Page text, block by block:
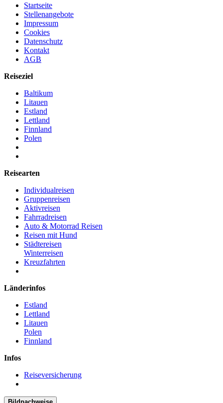
Startseite
Stellenangebote
Impressum
Cookies
Datenschutz
Kontakt
AGB
Reiseziel
Baltikum
Litauen
Estland
Lettland
Finnland
Polen
Reisearten
Individualreisen
Gruppenreisen
Aktivreisen
Fahrradreisen
Auto & Motorrad Reisen
Reisen mit Hund
Städtereisen
Winterreisen
Kreuzfahrten
Länderinfos
Estland
Lettland
Litauen
Polen
Finnland
Infos
Reiseversicherung